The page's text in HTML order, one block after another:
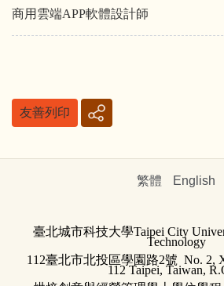
商用雲端APP軟體設計師
友善列印
繁體 English
臺北城市科技大學Taipei City
Technology
112臺北市北投區學園路2號 No. 2,
112 Taipei, Taiwan,